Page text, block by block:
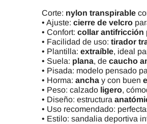
Corte: nylon transpirable
• Ajuste: cierre de velcro
• Confort: collar antifricción
• Facilidad de uso: tirador
• Plantilla: extraíble, ideal
• Suela: plana, de caucho
• Pisada: modelo pensado
• Horma: ancha y con buen
• Peso: calzado ligero,
• Diseño: estructura
• Uso recomendado:
• Estilo: sandalia deportiva